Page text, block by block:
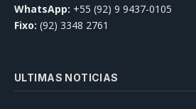
WhatsApp: +55 (92) 9 9437-0105
Fixo: (92) 3348 2761
ULTIMAS NOTICIAS